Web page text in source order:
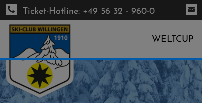
Direkt
zum
Inhalt
Ticket-Hotline: +49 56 32 - 960-0
WELTCUP